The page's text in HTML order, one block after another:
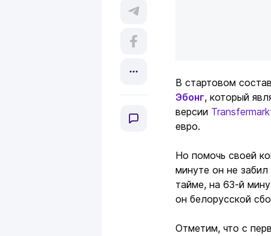
В стартовом
Эбонг, который
версии
евро.
Но помочь своей
минуте он не
тайме, на 63-й
он белорусской
Отметим, что с